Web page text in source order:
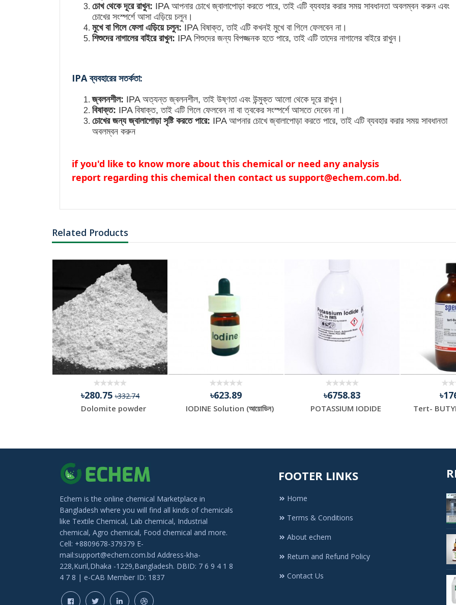
চোখ থেকে দূরে রাখুন: IPA আপনার চোখে জ্বালাপোড়া করতে পারে, তাই এটি ব্যবহার করার সময় সাবধানতা অবলম্বন করুন এবং
চোখের সংস্পর্শে আসা এড়িয়ে চলুন।
মুখে বা গিলে ফেলা এড়িয়ে চলুন: IPA বিষাক্ত, তাই এটি কখনই মুখে বা গিলে ফেলবেন না।
শিশুদের নাগালের বাইরে রাখুন: IPA শিশুদের জন্য বিপজ্জনক হতে পারে, তাই এটি তাদের নাগালের বাইরে রাখুন।
IPA ব্যবহারের সতর্কতা:
জ্বলনশীল: IPA অত্যন্ত জ্বলনশীল, তাই উষ্ণতা এবং উন্মুক্ত আলো থেকে দূরে রাখুন।
বিষাক্ত: IPA বিষাক্ত, তাই এটি গিলে ফেলবেন না বা ত্বকের সংস্পর্শে আসতে দেবেন না।
চোখের জন্য জ্বালাপোড়া সৃষ্টি করতে পারে: IPA আপনার চোখে জ্বালাপোড়া করতে পারে, তাই এটি ব্যবহার করার সময় সাবধানতা
অবলম্বন করুন
if you'd like to know more about this chemical or need any analysis
report regarding this chemical then contact us support@echem.com.bd.
Related Products
৳280.75৳332.74
Dolomite powder
৳623.89
IODINE Solution (আয়োডিন)
৳6758.83
POTASSIUM IODIDE
Echem is the online chemical Marketplace in
Bangladesh where you will find all kinds of chemicals
like Textile Chemical, Lab chemical, Industrial
chemical, Agro chemical, Food chemical and more.
Cell: +8809678-379379 E-
mail:support@echem.com.bd Address-kha-
228,Kuril,Dhaka -1229,Bangladesh. DBID: 7 6 9 4 1 8
4 7 8 | e-CAB Member ID: 1837
FOOTER LINKS
Home
Terms & Conditions
About echem
Return and Refund Policy
Contact Us